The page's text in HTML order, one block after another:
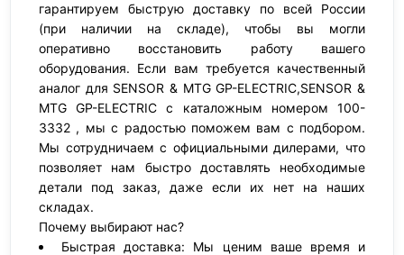
гарантируем быструю доставку по всей России
(при наличии на складе), чтобы вы могли
оперативно восстановить работу вашего
оборудования. Если вам требуется качественный
аналог для SENSOR & MTG GP-ELECTRIC,SENSOR &
MTG GP-ELECTRIC с каталожным номером 100-
3332 , мы с радостью поможем вам с подбором.
Мы сотрудничаем с официальными дилерами, что
позволяет нам быстро доставлять необходимые
детали под заказ, даже если их нет на наших
складах.
Почему выбирают нас?
Быстрая доставка: Мы ценим ваше время и